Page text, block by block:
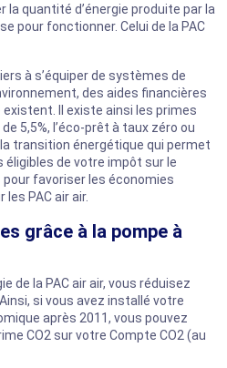
la quantité d’énergie produite par la
pour fonctionner. Celui de la PAC
à s’équiper de systèmes de
des aides financières
existent. Il existe ainsi les primes
5,5%, l’éco-prêt à taux zéro ou
transition énergétique qui permet
éligibles de votre impôt sur le
favoriser les économies
PAC air air.
grâce à la pompe à
de la PAC air air, vous réduisez
si vous avez installé votre
après 2011, vous pouvez
CO2 sur votre Compte CO2 (au